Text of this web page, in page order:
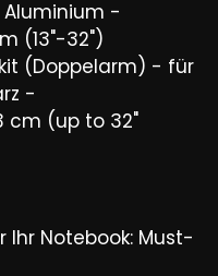
Aluminium -
(13"-32")
(Doppelarm) - für
-
cm (up to 32"
Ihr Notebook: Must-